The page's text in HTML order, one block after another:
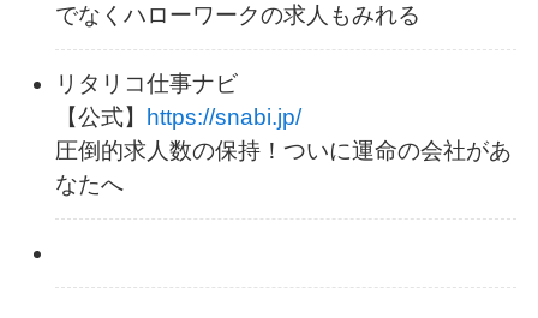
でなくハローワークの求人もみれる
リタリコ仕事ナビ
【公式】 https://snabi.jp/
圧倒的求人数の保持！ついに運命の会社があ
なたへ